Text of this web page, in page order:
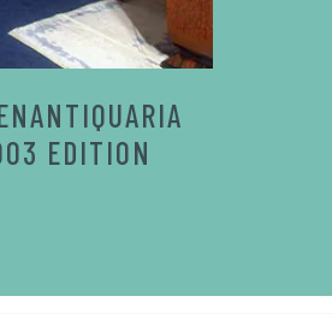
EDITION